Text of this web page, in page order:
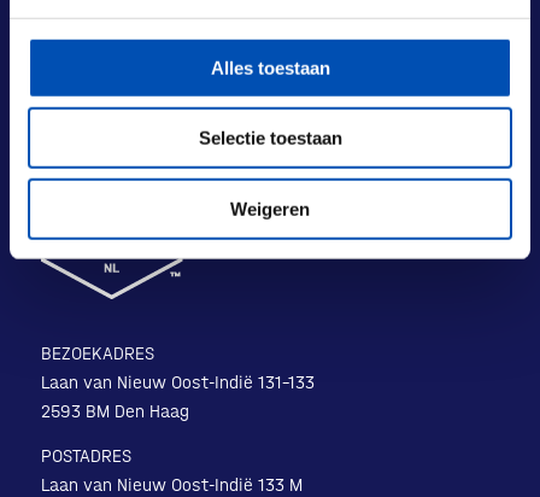
Alles toestaan
Selectie toestaan
Weigeren
BEZOEKADRES
Laan van Nieuw Oost-Indië 131-133
2593 BM Den Haag
POSTADRES
Laan van Nieuw Oost-Indië 133 M